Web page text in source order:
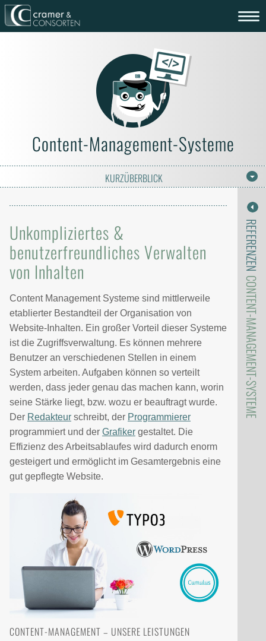
Content-Management-Systeme
KURZÜBERBLICK
Unkompliziertes &
benutzerfreundliches Verwalten
von Inhalten
Content Management Systeme sind mittlerweile
etablierter Bestandteil der Organisation von
Website-Inhalten. Ein großer Vorteil dieser Systeme
ist die Zugriffsverwaltung. Es können mehrere
Benutzer an verschiedenen Stellen in einem
System arbeiten. Aufgaben können so verteilt
werden, dass jeder genau das machen kann, worin
seine Stärke liegt, bzw. wozu er beauftragt wurde.
Der Redakteur schreibt, der Programmierer
programmiert und der Grafiker gestaltet. Die
Effizienz des Arbeitsablaufes wird dadurch enorm
gesteigert und ermöglicht im Gesamtergebnis eine
gut gepflegte Website.
CONTENT-MANAGEMENT – UNSERE LEISTUNGEN
REFERENZEN
CONTENT-MANAGEMENT-SYSTEME